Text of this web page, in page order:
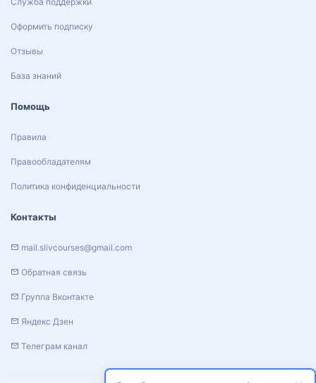
Оформить подписку
Отзывы
База знаний
Помощь
Правила
Правообладателям
Политика конфиденциальности
Контакты
mail.slivcourses@gmail.com
Обратная связь
Группа Вконтакте
Яндекс Дзен
Телеграм канал